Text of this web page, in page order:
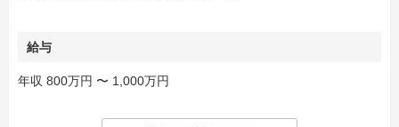
給与
年収 800万円 〜 1,000万円